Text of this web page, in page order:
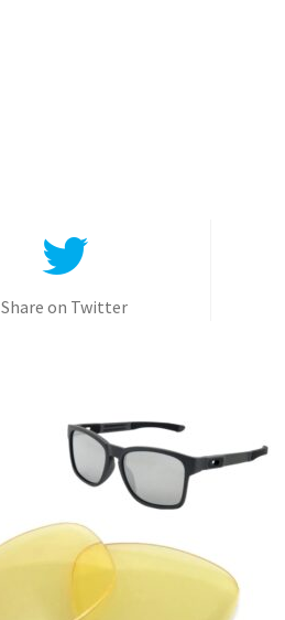
Share on Twitter